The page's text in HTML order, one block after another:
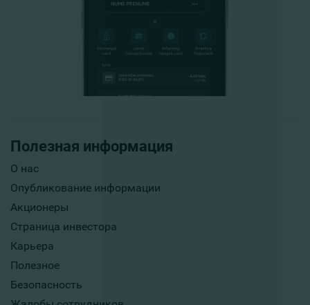
Полезная информация
О нас
Опубликование информации
Акционеры
Страница инвестора
Карьера
Полезное
Безопасность